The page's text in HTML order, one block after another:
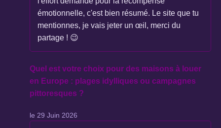
émotionnelle, c'est bien résumé. Le site que tu
mentionnes, je vais jeter un œil, merci du
partage ! 😉
Quel est votre choix pour des maisons à louer
en Europe : plages idylliques ou campagnes
pittoresques ?
le 29 Juin 2026